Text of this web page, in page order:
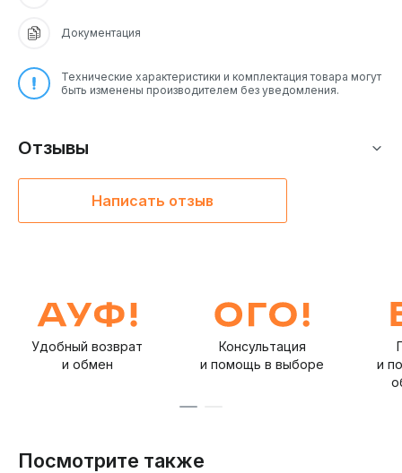
Документация
Технические характеристики и комплектация товара могут
быть изменены производителем без уведомления.
Отзывы
Написать отзыв
Удобный возврат
и обмен
Консультация
и помощь в выборе
и
Посмотрите также